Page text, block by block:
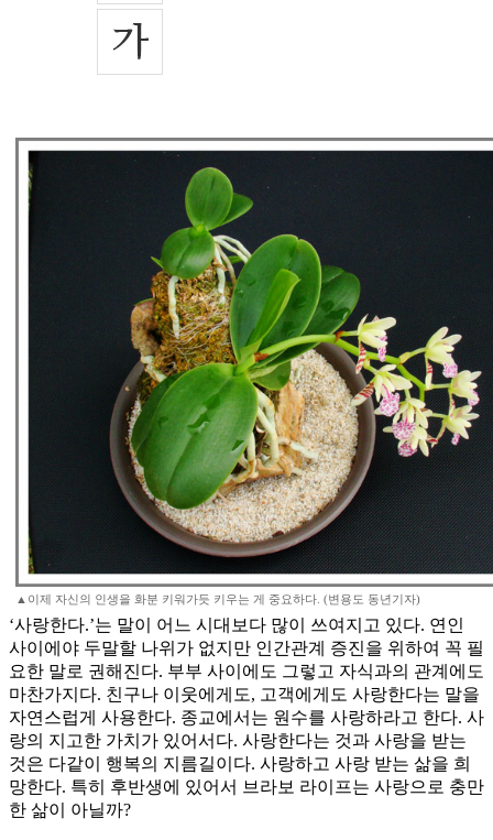
▲이제 자신의 인생을 화분 키워가듯 키우는 게 중요하다. (변용도 동년기자)
‘사랑한다.’는 말이 어느 시대보다 많이 쓰여지고 있다. 연인
사이에야 두말할 나위가 없지만 인간관계 증진을 위하여 꼭 필
요한 말로 권해진다. 부부 사이에도 그렇고 자식과의 관계에도
마찬가지다. 친구나 이웃에게도, 고객에게도 사랑한다는 말을
자연스럽게 사용한다. 종교에서는 원수를 사랑하라고 한다. 사
랑의 지고한 가치가 있어서다. 사랑한다는 것과 사랑을 받는
것은 다같이 행복의 지름길이다. 사랑하고 사랑 받는 삶을 희
망한다. 특히 후반생에 있어서 브라보 라이프는 사랑으로 충만
한 삶이 아닐까?